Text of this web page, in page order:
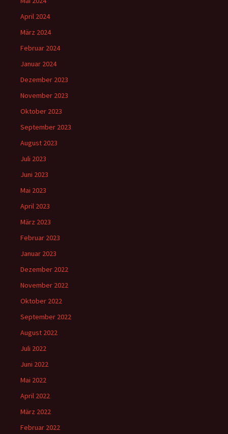
April 2024
März 2024
Februar 2024
Januar 2024
Dezember 2023
November 2023
Oktober 2023
September 2023
August 2023
Juli 2023
Juni 2023
Mai 2023
April 2023
März 2023
Februar 2023
Januar 2023
Dezember 2022
November 2022
Oktober 2022
September 2022
August 2022
Juli 2022
Juni 2022
Mai 2022
April 2022
März 2022
Februar 2022